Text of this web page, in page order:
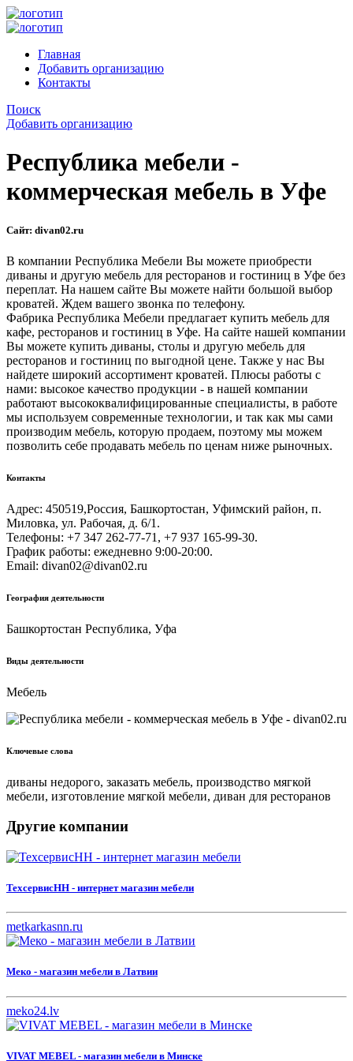
Главная
Добавить организацию
Контакты
Поиск
Добавить организацию
Республика мебели -
коммерческая мебель в Уфе
Сайт: divan02.ru
В компании Республика Мебели Вы можете приобрести
диваны и другую мебель для ресторанов и гостиниц в Уфе без
переплат. На нашем сайте Вы можете найти большой выбор
кроватей. Ждем вашего звонка по телефону.
Фабрика Республика Мебели предлагает купить мебель для
кафе, ресторанов и гостиниц в Уфе. На сайте нашей компании
Вы можете купить диваны, столы и другую мебель для
ресторанов и гостиниц по выгодной цене. Также у нас Вы
найдете широкий ассортимент кроватей. Плюсы работы с
нами: высокое качество продукции - в нашей компании
работают высококвалифицированные специалисты, в работе
мы используем современные технологии, и так как мы сами
производим мебель, которую продаем, поэтому мы можем
позволить себе продавать мебель по ценам ниже рыночных.
Контакты
Адрес: 450519,Россия, Башкортостан, Уфимский район, п.
Миловка, ул. Рабочая, д. 6/1.
Телефоны: +7 347 262-77-71, +7 937 165-99-30.
График работы: ежедневно 9:00-20:00.
Email: divan02@divan02.ru
География деятельности
Башкортостан Республика, Уфа
Виды деятельности
Мебель
Ключевые слова
диваны недорого, заказать мебель, производство мягкой
мебели, изготовление мягкой мебели, диван для ресторанов
Другие компании
ТехсервисНН - интернет магазин мебели
metkarkasnn.ru
Меко - магазин мебели в Латвии
meko24.lv
VIVAT MEBEL - магазин мебели в Минске